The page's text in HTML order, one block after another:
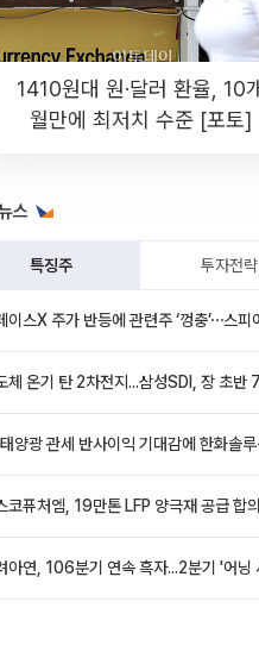
1410원대 원·달러 환율, 10
월만에 최저치 수준 [포토]
스
특징주 투자전략